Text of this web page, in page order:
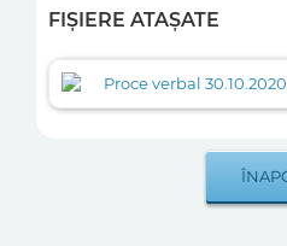
FIȘIERE ATAȘATE
Proce verbal 30.10.2020